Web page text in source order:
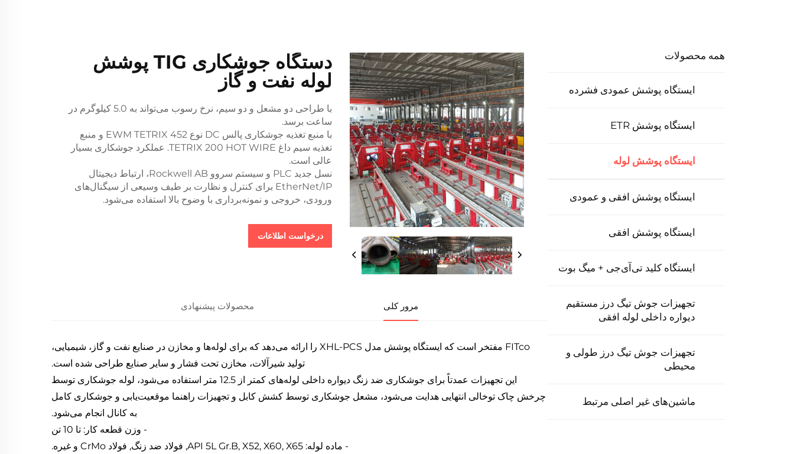
همه محصولات
ایستگاه پوشش عمودی فشرده
ایستگاه پوشش ETR
ایستگاه پوشش لوله
ایستگاه پوشش افقی و عمودی
ایستگاه پوشش افقی
ایستگاه کلید تی‌آی‌جی + میگ بوت
تجهیزات جوش تیگ درز مستقیم
دیواره داخلی لوله افقی
تجهیزات جوش تیگ درز طولی و
محیطی
ماشین‌های غیر اصلی مرتبط
دستگاه جوشکاری TIG پوشش
لوله نفت و گاز
با طراحی دو مشعل و دو سیم، نرخ رسوب می‌تواند به 5.0 کیلوگرم در
ساعت برسد.
با منبع تغذیه جوشکاری پالس DC نوع EWM TETRIX 452 و منبع
تغذیه سیم داغ TETRIX 200 HOT WIRE. عملکرد جوشکاری بسیار
عالی است.
نسل جدید PLC و سیستم سروو Rockwell AB، ارتباط دیجیتال
EtherNet/IP برای کنترل و نظارت بر طیف وسیعی از سیگنال‌های
ورودی، خروجی و نمونه‌برداری با وضوح بالا استفاده می‌شود.
درخواست اطلاعات
مرور کلی محصولات پیشنهادی
FITco مفتخر است که ایستگاه پوشش مدل XHL-PCS را ارائه می‌دهد که برای لوله‌ها و مخازن در صنایع نفت و گاز، شیمیایی،
تولید شیرآلات، مخازن تحت فشار و سایر صنایع طراحی شده است.
این تجهیزات عمدتاً برای جوشکاری ضد زنگ دیواره داخلی لوله‌های کمتر از 12.5 متر استفاده می‌شود، لوله جوشکاری توسط
چرخش چاک توخالی انتهایی هدایت می‌شود، مشعل جوشکاری توسط کشش کابل و تجهیزات راهنما موقعیت‌یابی و جوشکاری کامل
به کانال انجام می‌شود.
- وزن قطعه کار: تا 10 تن
- ماده لوله: API 5L Gr.B, X52, X60, X65, فولاد ضد زنگ, فولاد CrMo و غیره.